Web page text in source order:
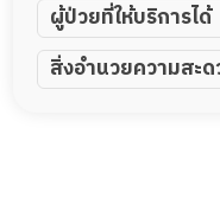
ผู้ป่วยที่ให้บริการได้
ผู้ป่วยอัมพาต อั
ผู้ป่วยอัลไซเมอร์
สิ่งอำนวยความสะ